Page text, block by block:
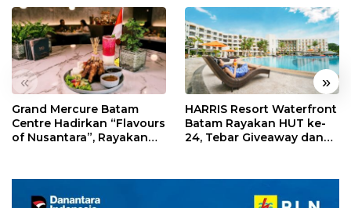
« »
Grand Mercure Batam
Centre Hadirkan “Flavours
of Nusantara”, Rayakan
HARRIS Resort Waterfront
Batam Rayakan HUT ke-
24, Tebar Giveaway dan